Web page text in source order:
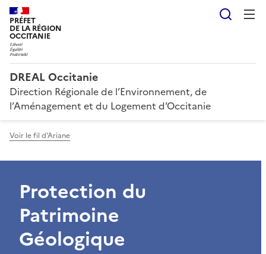
PRÉFET
DE LA RÉGION
OCCITANIE
DREAL Occitanie
Direction Régionale de l’Environnement, de
l’Aménagement et du Logement d’Occitanie
Voir le fil d'Ariane
Protection du
Patrimoine
Géologique